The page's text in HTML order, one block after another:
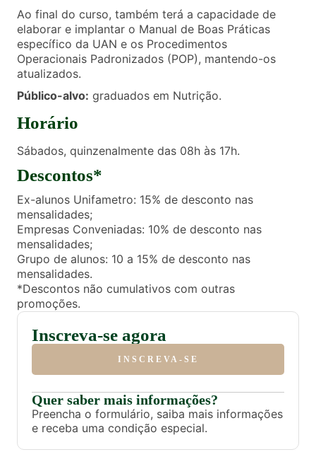
Ao final do curso, também terá a capacidade de
elaborar e implantar o Manual de Boas Práticas
específico da UAN e os Procedimentos
Operacionais Padronizados (POP), mantendo-os
atualizados.
Público-alvo: graduados em Nutrição.
Horário
Sábados, quinzenalmente das 08h às 17h.
Descontos*
Ex-alunos Unifametro: 15% de desconto nas
mensalidades;
Empresas Conveniadas: 10% de desconto nas
mensalidades;
Grupo de alunos: 10 a 15% de desconto nas
mensalidades.
*Descontos não cumulativos com outras
promoções.
Inscreva-se agora
INSCREVA-SE
Quer saber mais informações?
Preencha o formulário, saiba mais informações
e receba uma condição especial.